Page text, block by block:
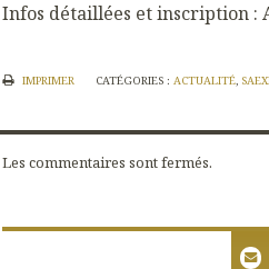
Infos détaillées et inscription :
IMPRIMER CATÉGORIES : ACTUALITÉ,
Les commentaires sont fermés.